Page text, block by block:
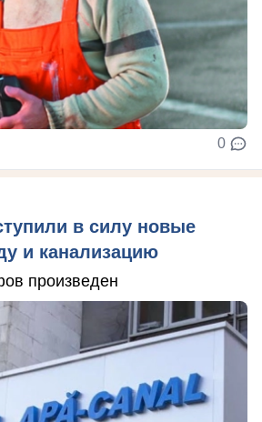
0
в силу новые
и канализацию
произведен